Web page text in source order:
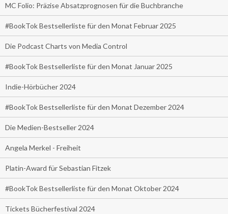
MC Folio: Präzise Absatzprognosen für die Buchbranche
#BookTok Bestsellerliste für den Monat Februar 2025
Die Podcast Charts von Media Control
#BookTok Bestsellerliste für den Monat Januar 2025
Indie-Hörbücher 2024
#BookTok Bestsellerliste für den Monat Dezember 2024
Die Medien-Bestseller 2024
Angela Merkel - Freiheit
Platin-Award für Sebastian Fitzek
#BookTok Bestsellerliste für den Monat Oktober 2024
Tickets Bücherfestival 2024